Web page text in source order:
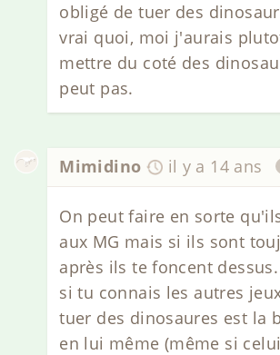
obligé de tuer des
vrai quoi, moi j'aurais
mettre du coté des
peut pas.
Mimidino il y a 14 ans
On peut faire en sorte
aux MG mais si ils sont
après ils te foncent dessus.
si tu connais les autres
tuer des dinosaures est la
en lui même (même si